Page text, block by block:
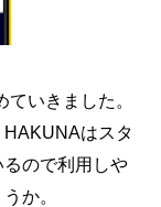
いきました。
はスタ
ので利用しや
か。